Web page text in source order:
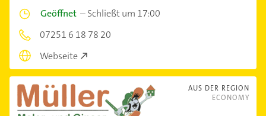
Geöffnet –Schließt um 17:00
07251 6 18 78 20
Webseite
AUS DER REGION
ECONOMY